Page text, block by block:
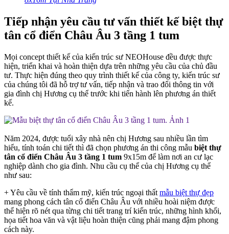
Tiếp nhận yêu cầu tư vấn thiết kế biệt thự
tân cổ điển Châu Âu 3 tầng 1 tum
Mọi concept thiết kế của kiến trúc sư NEOHouse đều được thực
hiện, triển khai và hoàn thiện dựa trên những yêu cầu của chủ đầu
tư. Thực hiện đúng theo quy trình thiết kế của công ty, kiến trúc sư
của chúng tôi đã hỗ trợ tư vấn, tiếp nhận và trao đổi thông tin với
gia đình chị Hương cụ thể trước khi tiến hành lên phương án thiết
kế.
Năm 2024, được tuổi xây nhà nên chị Hương sau nhiều lần tìm
hiểu, tính toán chi tiết thì đã chọn phương án thi công mẫu biệt thự
tân cổ điển Châu Âu 3 tầng 1 tum 9x15m để làm nơi an cư lạc
nghiệp dành cho gia đình. Nhu cầu cụ thể của chị Hương cụ thể
như sau:
+ Yêu cầu về tính thẩm mỹ, kiến trúc ngoại thất mẫu biệt thự đẹp
mang phong cách tân cổ điển Châu Âu với nhiều hoài niệm được
thể hiện rõ nét qua từng chi tiết trang trí kiến trúc, những hình khối,
họa tiết hoa văn và vật liệu hoàn thiện cũng phải mang đậm phong
cách này.